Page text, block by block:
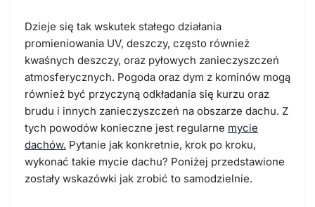
Dzieje się tak wskutek stałego działania
promieniowania UV, deszczy, często również
kwaśnych deszczy, oraz pyłowych zanieczyszczeń
atmosferycznych. Pogoda oraz dym z kominów mogą
również być przyczyną odkładania się kurzu oraz
brudu i innych zanieczyszczeń na obszarze dachu. Z
tych powodów konieczne jest regularne mycie
dachów. Pytanie jak konkretnie, krok po kroku,
wykonać takie mycie dachu? Poniżej przedstawione
zostały wskazówki jak zrobić to samodzielnie.